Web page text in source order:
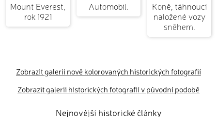
Mount Everest,
rok 1921
Automobil.
Koně, táhnoucí
naložené vozy
sněhem.
Zobrazit galerii nově kolorovaných historických fotografií
Zobrazit galerii historických fotografií v původní podobě
Nejnovější historické články